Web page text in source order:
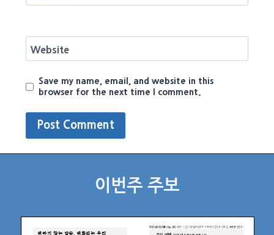
Website
Save my name, email, and website in this
browser for the next time I comment.
이번주 주보